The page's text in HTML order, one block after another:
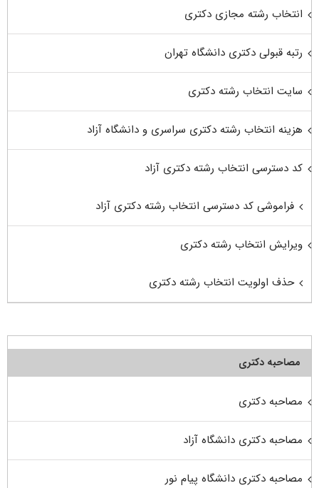
انتخاب رشته مجازی دکتری
رتبه قبولی دکتری دانشگاه تهران
سایت انتخاب رشته دکتری
هزینه انتخاب رشته دکتری سراسری و دانشگاه آزاد
کد دسترسی انتخاب رشته دکتری آزاد
فراموشی کد دسترسی انتخاب رشته دکتری آزاد
ویرایش انتخاب رشته دکتری
حذف اولویت انتخاب رشته دکتری
مصاحبه دکتری
مصاحبه دکتری
مصاحبه دکتری دانشگاه آزاد
مصاحبه دکتری دانشگاه پیام نور